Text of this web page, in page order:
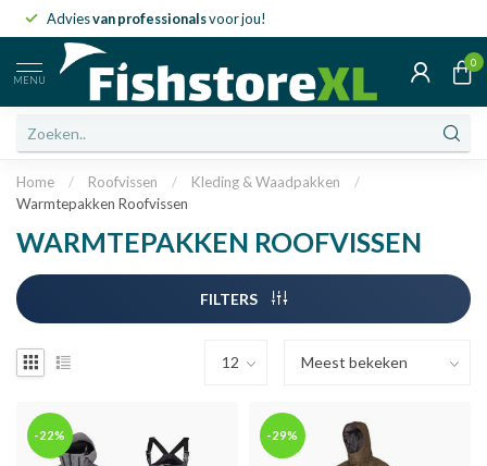
Adviesvan professionalsvoor jou!
MENU
0
Home / Roofvissen / Kleding & Waadpakken
/
Warmtepakken Roofvissen
WARMTEPAKKEN ROOFVISSEN
FILTERS
-22% -29%